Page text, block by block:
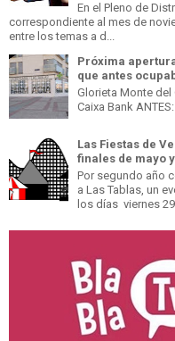
En el Pleno de
correspondiente al mes de
entre los temas a d...
Próxima
que antes
Glorieta Monte del
Caixa Bank
Las Fiestas de
finales de mayo
Por segundo año
a Las Tablas, un
los días viernes 29,